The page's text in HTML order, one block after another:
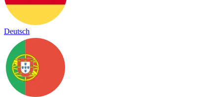
Deutsch